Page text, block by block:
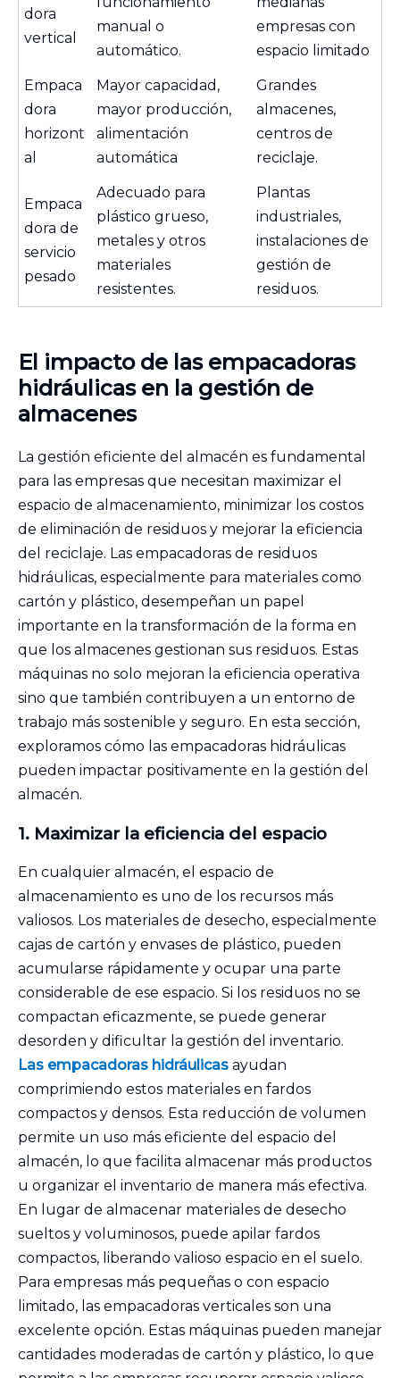
dora
vertical
manual o
automático.
empresas con
espacio limitado
Empaca
dora
horizont
al
Mayor capacidad,
mayor producción,
alimentación
automática
Grandes
almacenes,
centros de
reciclaje.
Empaca
dora de
servicio
pesado
Adecuado para
plástico grueso,
metales y otros
materiales
resistentes.
Plantas
industriales,
instalaciones de
gestión de
residuos.
El impacto de las empacadoras
hidráulicas en la gestión de
almacenes
La gestión eficiente del almacén es fundamental
para las empresas que necesitan maximizar el
espacio de almacenamiento, minimizar los costos
de eliminación de residuos y mejorar la eficiencia
del reciclaje. Las empacadoras de residuos
hidráulicas, especialmente para materiales como
cartón y plástico, desempeñan un papel
importante en la transformación de la forma en
que los almacenes gestionan sus residuos. Estas
máquinas no solo mejoran la eficiencia operativa
sino que también contribuyen a un entorno de
trabajo más sostenible y seguro. En esta sección,
exploramos cómo las empacadoras hidráulicas
pueden impactar positivamente en la gestión del
almacén.
1. Maximizar la eficiencia del espacio
En cualquier almacén, el espacio de
almacenamiento es uno de los recursos más
valiosos. Los materiales de desecho, especialmente
cajas de cartón y envases de plástico, pueden
acumularse rápidamente y ocupar una parte
considerable de ese espacio. Si los residuos no se
compactan eficazmente, se puede generar
desorden y dificultar la gestión del inventario.
Las empacadoras hidráulicas ayudan
comprimiendo estos materiales en fardos
compactos y densos. Esta reducción de volumen
permite un uso más eficiente del espacio del
almacén, lo que facilita almacenar más productos
u organizar el inventario de manera más efectiva.
En lugar de almacenar materiales de desecho
sueltos y voluminosos, puede apilar fardos
compactos, liberando valioso espacio en el suelo.
Para empresas más pequeñas o con espacio
limitado, las empacadoras verticales son una
excelente opción. Estas máquinas pueden manejar
cantidades moderadas de cartón y plástico, lo que